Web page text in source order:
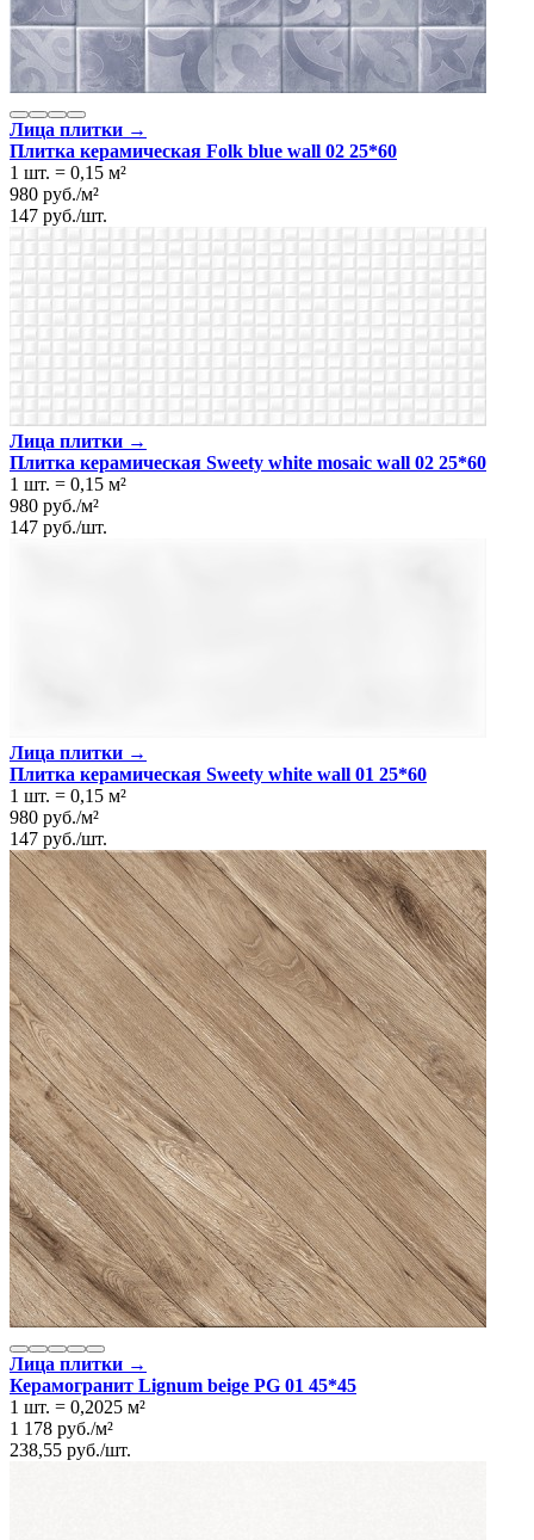
Лица плитки →
Плитка керамическая Folk blue wall 02 25*60
1 шт. = 0,15 м²
980 руб./м²
147 руб./шт.
Лица плитки →
Плитка керамическая Sweety white mosaic wall 02 25*60
1 шт. = 0,15 м²
980 руб./м²
147 руб./шт.
Лица плитки →
Плитка керамическая Sweety white wall 01 25*60
1 шт. = 0,15 м²
980 руб./м²
147 руб./шт.
Лица плитки →
Керамогранит Lignum beige PG 01 45*45
1 шт. = 0,2025 м²
1 178 руб./м²
238,55 руб./шт.